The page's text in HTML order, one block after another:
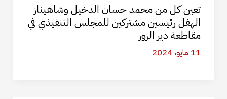
تعين كل من محمد حسان الدخيل وشاهيناز
الهفل رئيسين مشتركين للمجلس التنفيذي في
مقاطعة دير الزور
11 مايو، 2024